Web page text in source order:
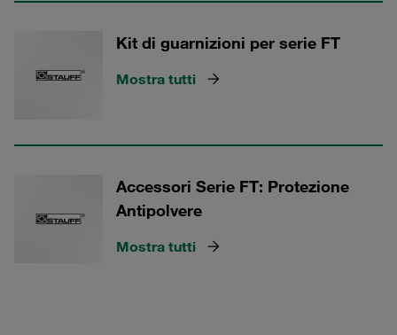
Kit di guarnizioni per serie FT
Mostra tutti
Accessori Serie FT: Protezione
Antipolvere
Mostra tutti